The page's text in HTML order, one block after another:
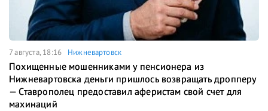
7 августа, 18:16 Нижневартовск
Похищенные мошенниками у пенсионера из
Нижневартовска деньги пришлось возвращать дропперу
— Ставрополец предоставил аферистам свой счет для
махинаций